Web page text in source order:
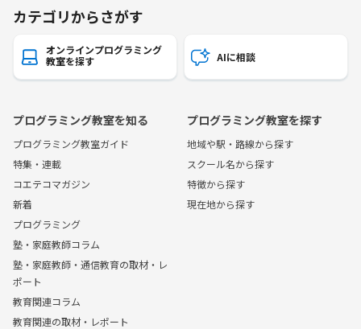
カテゴリからさがす
オンラインプログラミング
教室を探す
AIに相談
プログラミング教室を知る
プログラミング教室ガイド
特集・連載
コエテコマガジン
新着
プログラミング
塾・家庭教師コラム
塾・家庭教師・通信教育の取材・レ
ポート
教育関連コラム
教育関連の取材・レポート
プログラミング教室を探す
地域や駅・路線から探す
スクール名から探す
特徴から探す
現在地から探す